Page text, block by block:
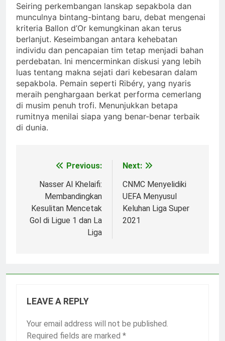
Seiring perkembangan lanskap sepakbola dan
munculnya bintang-bintang baru, debat mengenai
kriteria Ballon d’Or kemungkinan akan terus
berlanjut. Keseimbangan antara kehebatan
individu dan pencapaian tim tetap menjadi bahan
perdebatan. Ini mencerminkan diskusi yang lebih
luas tentang makna sejati dari kebesaran dalam
sepakbola. Pemain seperti Ribéry, yang nyaris
meraih penghargaan berkat performa cemerlang
di musim penuh trofi. Menunjukkan betapa
rumitnya menilai siapa yang benar-benar terbaik
di dunia.
navigation
Previous:
Nasser Al Khelaifi:
Membandingkan
Kesulitan Mencetak
Gol di Ligue 1 dan La
Liga
Next:
CNMC Menyelidiki
UEFA Menyusul
Keluhan Liga Super
2021
LEAVE A REPLY
Your email address will not be published.
Required fields are marked *